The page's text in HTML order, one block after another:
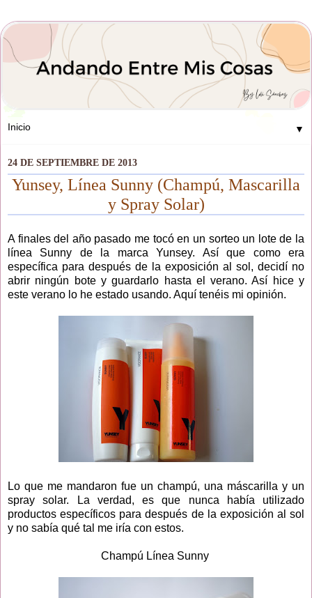
▼
24 DE SEPTIEMBRE DE 2013
Yunsey, Línea Sunny (Champú, Mascarilla
y Spray Solar)
A finales del año pasado me tocó en un sorteo un lote de la
línea Sunny de la marca Yunsey. Así que como era
específica para después de la exposición al sol, decidí no
abrir ningún bote y guardarlo hasta el verano. Así hice y
este verano lo he estado usando. Aquí tenéis mi opinión.
Lo que me mandaron fue un champú, una máscarilla y un
spray solar. La verdad, es que nunca había utilizado
productos específicos para después de la exposición al sol
y no sabía qué tal me iría con estos.
Champú Línea Sunny